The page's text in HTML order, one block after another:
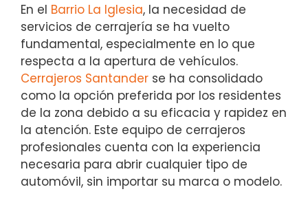
En el Barrio La Iglesia, la necesidad de
servicios de cerrajería se ha vuelto
fundamental, especialmente en lo que
respecta a la apertura de vehículos.
Cerrajeros Santander se ha consolidado
como la opción preferida por los residentes
de la zona debido a su eficacia y rapidez en
la atención. Este equipo de cerrajeros
profesionales cuenta con la experiencia
necesaria para abrir cualquier tipo de
automóvil, sin importar su marca o modelo.